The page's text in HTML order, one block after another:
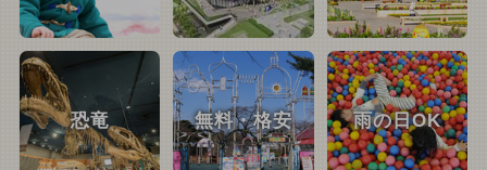
恐竜 無料・格安 雨の日OK